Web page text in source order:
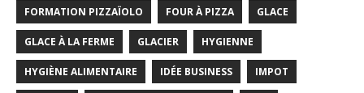
FORMATION PIZZAÏOLO FOUR À PIZZA GLACE
GLACE À LA FERME GLACIER HYGIENNE
HYGIÈNE ALIMENTAIRE IDÉE BUSINESS IMPOT